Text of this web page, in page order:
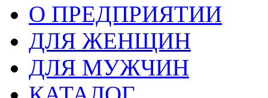
О ПРЕДПРИЯТИИ
ДЛЯ ЖЕНЩИН
ДЛЯ МУЖЧИН